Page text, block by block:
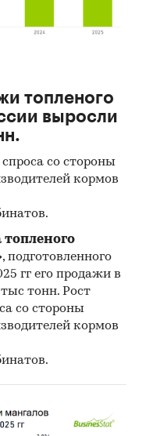
топленого
выросли
со стороны
кормов
, подготовленного
гг его продажи в
тонн. Рост
со стороны
кормов